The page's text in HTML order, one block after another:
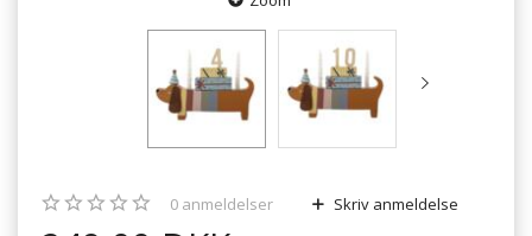
0 anmeldelser Skriv anmeldelse